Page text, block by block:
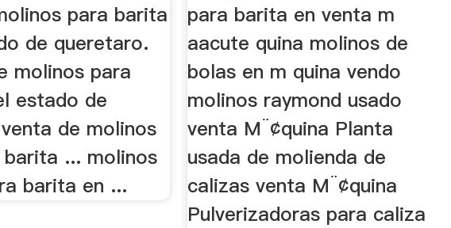
para barita
de queretaro.
molinos para
estado de
de molinos
barita ... molinos
barita en ...
para barita en venta m
aacute quina molinos de
bolas en m quina vendo
molinos raymond usado
venta M¨¢quina Planta
usada de molienda de
calizas venta M¨¢quina
Pulverizadoras para caliza